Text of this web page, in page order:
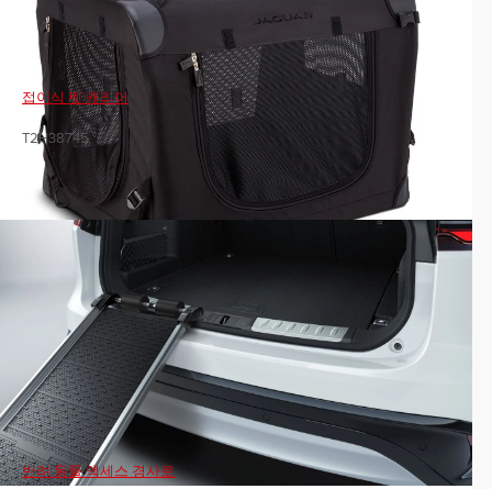
접이식 펫 캐리어
T2H38745
반려 동물 액세스 경사로